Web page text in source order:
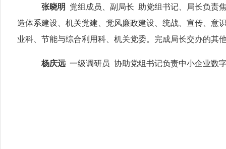
张晓明 党组成员、副局长
助党组书记、局长负责
造体系建设
机关党建、党风廉政建设、统战、宣传、意
业科、节能与综合利用科 机关党委。 完成局长交办的其
杨庆远 一级调研员 协助党组书记负责中小企业数